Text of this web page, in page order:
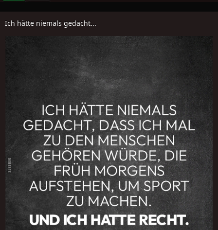
Ich hätte niemals gedacht...